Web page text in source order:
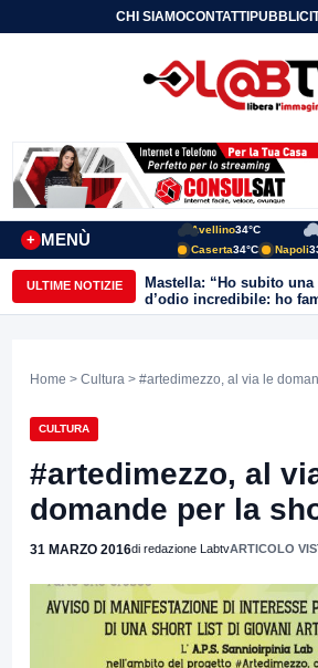
CHI SIAMOCONTATTI
MENÙ
+
Avellino34°C
Caserta34°C Napoli
ULTIME NOTIZIE
Mastella: “Ho subito una
d’odio incredibile: ho
passi dal Calore”
Home > Cultura > #artedimezzo, al via le
CULTURA
#artedimezzo, al
domande per la
31 MARZO 2016di redazione LabtvARTICOLO